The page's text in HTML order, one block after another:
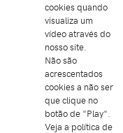
cookies quando
visualiza um
vídeo através do
nosso site.
Não são
acrescentados
cookies a não ser
que clique no
botão de "Play".
Veja a política de